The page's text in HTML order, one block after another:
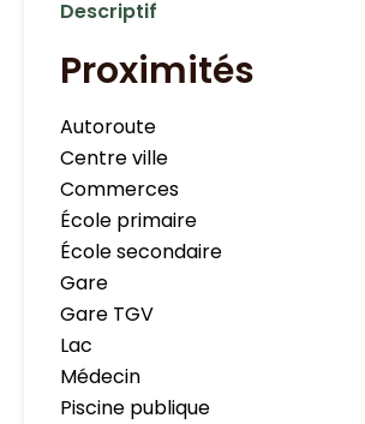
Descriptif
Proximités
Autoroute
Centre ville
Commerces
École primaire
École secondaire
Gare
Gare TGV
Lac
Médecin
Piscine publique